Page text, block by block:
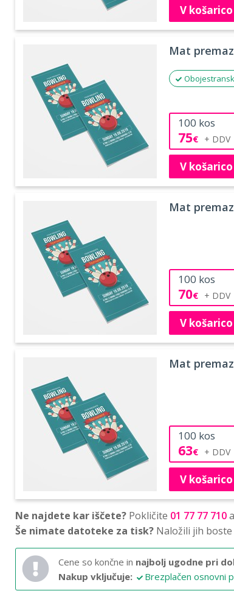
V košarico
Mat
100 kos
75€
V košarico
Mat
100 kos
70€
V košarico
Mat
100 kos
63€
V košarico
Ne najdete kar iščete? Pokličite 01 77 77 710
Še nimate datoteke za tisk? Naložili jih
Cene so končne in najbolj ugodne pri
Nakup vključuje:
Brezplačen osnovni